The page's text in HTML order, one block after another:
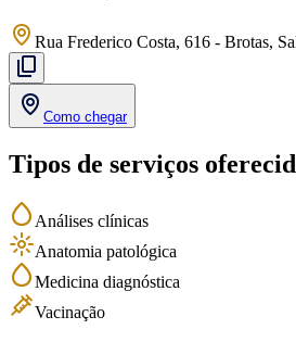
Rua Frederico Costa, 616 - Brotas,
Como chegar
Tipos de serviços
Análises clínicas
Anatomia patológica
Medicina diagnóstica
Vacinação